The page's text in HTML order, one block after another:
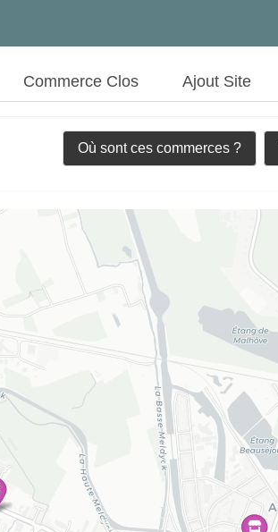
Commerce Clos Ajout Site
Où sont ces commerces ?